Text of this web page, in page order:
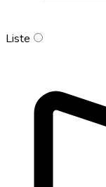
Liste